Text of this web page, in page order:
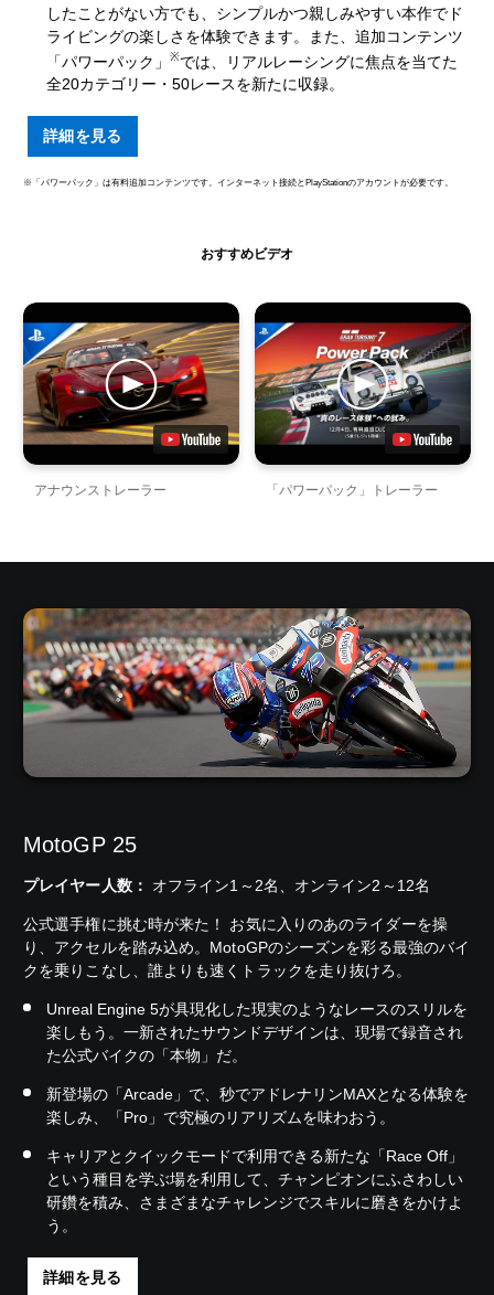
したことがない方でも、シンプルかつ親しみやすい本作でド
ライビングの楽しさを体験できます。また、追加コンテンツ
「パワーパック」
※では、リアルレーシングに焦点を当てた
全20カテゴリー・50レースを新たに収録。
詳細を見る
※「パワーパック」は有料追加コンテンツです。インターネット接続とPlayStationのアカウントが必要です。
おすすめビデオ
アナウンストレーラー 「パワーパック」トレーラー
MotoGP 25
プレイヤー人数： オフライン1～2名、オンライン2～12名
公式選手権に挑む時が来た！ お気に入りのあのライダーを操
り、アクセルを踏み込め。MotoGPのシーズンを彩る最強のバイ
クを乗りこなし、誰よりも速くトラックを走り抜けろ。
Unreal Engine 5が具現化した現実のようなレースのスリルを
楽しもう。一新されたサウンドデザインは、現場で録音され
た公式バイクの「本物」だ。
新登場の「Arcade」で、秒でアドレナリンMAXとなる体験を
楽しみ、「Pro」で究極のリアリズムを味わおう。
キャリアとクイックモードで利用できる新たな「Race Off」
という種目を学ぶ場を利用して、チャンピオンにふさわしい
研鑽を積み、さまざまなチャレンジでスキルに磨きをかけよ
う。
詳細を見る